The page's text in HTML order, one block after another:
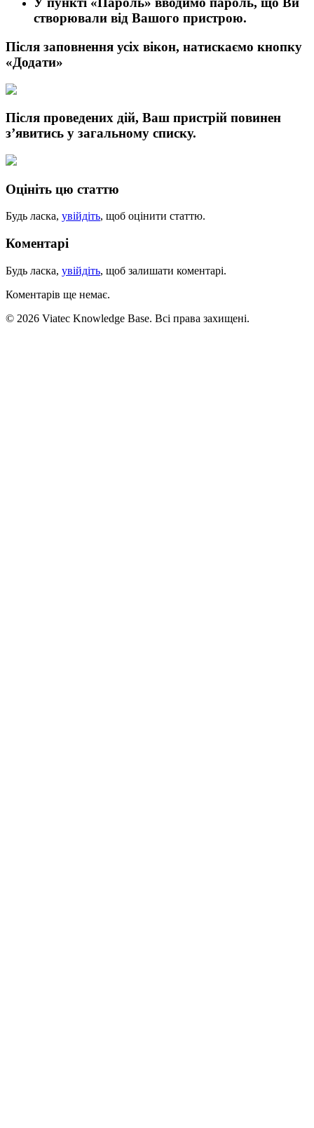
створювали від Вашого пристрою.
Після заповнення усіх вікон, натискаємо кнопку
«Додати»
Після проведених дій, Ваш пристрій повинен
з’явитись у загальному списку.
Оцініть цю статтю
Будь ласка, увійдіть, щоб оцінити статтю.
Коментарі
Будь ласка, увійдіть, щоб залишати коментарі.
Коментарів ще немає.
© 2026 Viatec Knowledge Base. Всі права захищені.